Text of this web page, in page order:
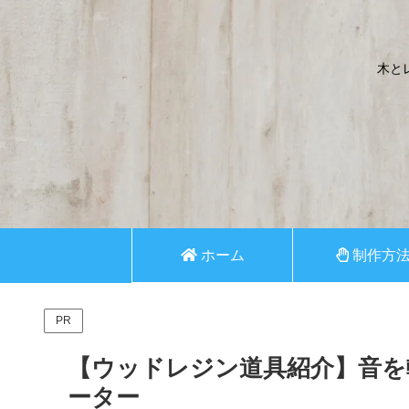
木と
ホーム 制作方
PR
【ウッドレジン道具紹介】音
ーター